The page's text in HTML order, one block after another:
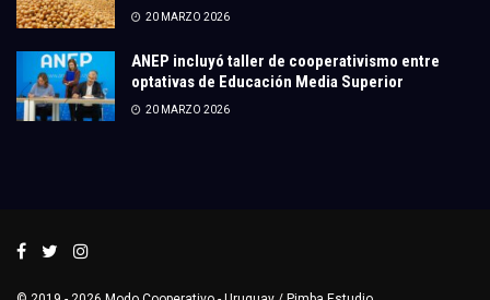
20 MARZO 2026
ANEP incluyó taller de cooperativismo entre
optativas de Educación Media Superior
20 MARZO 2026